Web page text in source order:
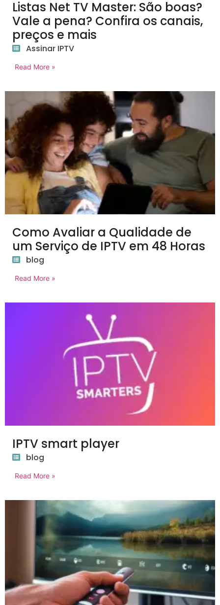
Listas Net TV Master: São boas?
Vale a pena? Confira os canais,
preços e mais
Assinar IPTV
Read More »
Como Avaliar a Qualidade de
um Serviço de IPTV em 48 Horas
blog
Read More »
IPTV smart player
blog
Read More »